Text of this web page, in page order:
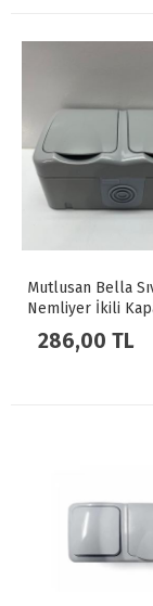
Mutlusan Bella
Nemliyer İkili
Topraklı Priz Gri
286,00 TL